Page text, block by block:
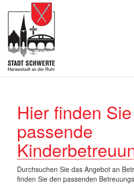
Hier finden
passende
Durchsuchen Sie das Angebot an
finden Sie den passenden